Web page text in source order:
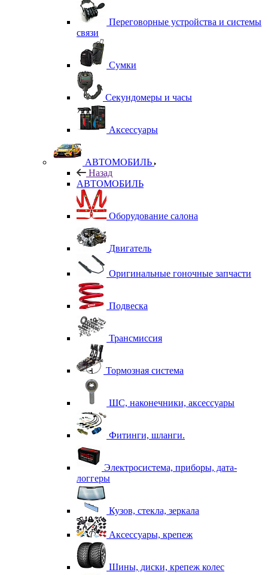
Переговорные устройства и системы
связи
Сумки
Секундомеры и часы
Аксессуары
АВТОМОБИЛЬ
Назад
АВТОМОБИЛЬ
Оборудование салона
Двигатель
Оригинальные гоночные запчасти
Подвеска
Трансмиссия
Тормозная система
ШС, наконечники, аксессуары
Фитинги, шланги.
Электросистема, приборы, дата-
логгеры
Кузов, стекла, зеркала
Аксессуары, крепеж
Шины, диски, крепеж колес